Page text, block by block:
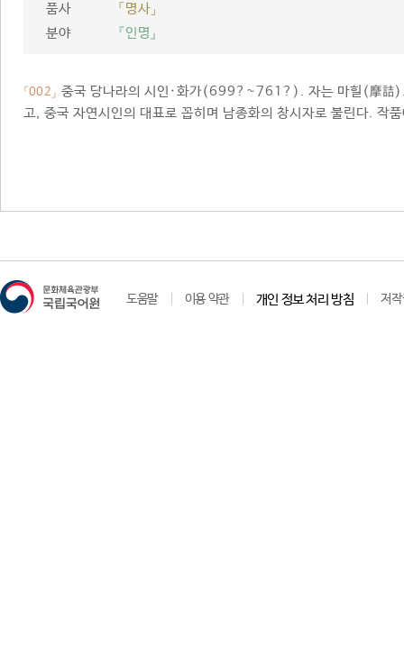
품사
「명사」
분야
『인명』
「002」 중국 당나라의 시인·화가(699?~761?). 자는 마힐(摩詰
고, 중국 자연시인의 대표로 꼽히며 남종화의 창시자로 불린다.
도움말 이용 약관 개인 정보 처리 방침 저